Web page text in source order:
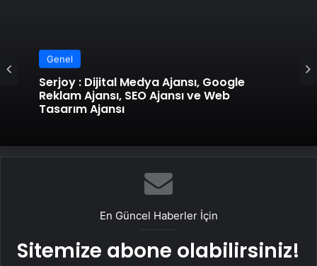
Genel
Serjoy : Dijital Medya Ajansı, Google
Reklam Ajansı, SEO Ajansı ve Web
Tasarım Ajansı
En Güncel Haberler İçin
Sitemize abone olabilirsiniz!